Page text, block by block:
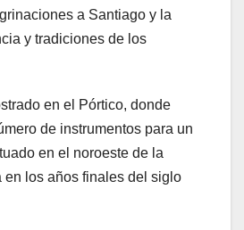
a Santiago y la
y tradiciones de los
en el Pórtico, donde
de instrumentos para un
en el noroeste de la
en los años finales del siglo